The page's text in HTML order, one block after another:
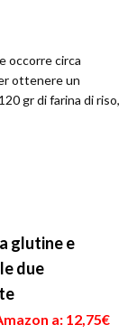
occorre circa
ottenere un
gr di farina di riso,
glutine e
due
a: 12,75€